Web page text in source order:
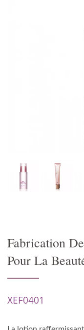
Fabrication
Pour La
XEF0401